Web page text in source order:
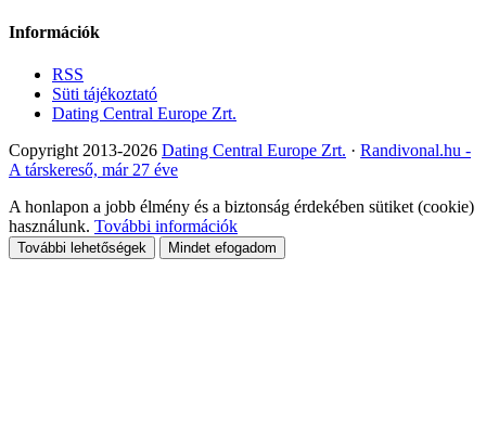
Információk
RSS
Süti tájékoztató
Dating Central Europe Zrt.
Copyright 2013-2026 Dating Central Europe Zrt. · Randivonal.hu -
A társkereső, már 27 éve
A honlapon a jobb élmény és a biztonság érdekében sütiket (cookie)
használunk. További információk
További lehetőségek Mindet efogadom